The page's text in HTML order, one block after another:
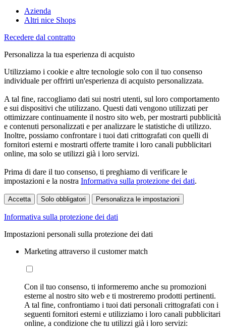
Azienda
Altri nice Shops
Recedere dal contratto
Personalizza la tua esperienza di acquisto
Utilizziamo i cookie e altre tecnologie solo con il tuo consenso
individuale per offrirti un'esperienza di acquisto personalizzata.
A tal fine, raccogliamo dati sui nostri utenti, sul loro comportamento
e sui dispositivi che utilizzano. Questi dati vengono utilizzati per
ottimizzare continuamente il nostro sito web, per mostrarti pubblicità
e contenuti personalizzati e per analizzare le statistiche di utilizzo.
Inoltre, possiamo confrontare i tuoi dati crittografati con quelli di
fornitori esterni e mostrarti offerte tramite i loro canali pubblicitari
online, ma solo se utilizzi già i loro servizi.
Prima di dare il tuo consenso, ti preghiamo di verificare le
impostazioni e la nostra Informativa sulla protezione dei dati.
Accetta Solo obbligatori Personalizza le impostazioni
Informativa sulla protezione dei dati
Impostazioni personali sulla protezione dei dati
Marketing attraverso il customer match
Con il tuo consenso, ti informeremo anche su promozioni
esterne al nostro sito web e ti mostreremo prodotti pertinenti.
A tal fine, confrontiamo i tuoi dati personali crittografati con i
seguenti fornitori esterni e utilizziamo i loro canali pubblicitari
online, a condizione che tu utilizzi già i loro servizi: